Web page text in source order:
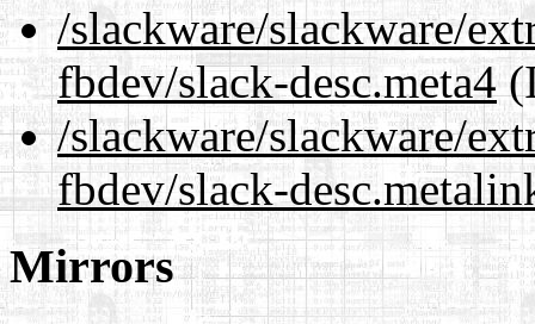
/slackware/slackware/
fbdev/slack-desc.meta4
/slackware/slackware/
fbdev/slack-
Mirrors